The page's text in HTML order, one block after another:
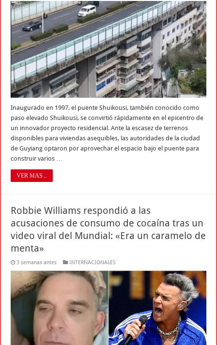
Inaugurado en 1997, el puente Shuikousi, también conocido como
paso elevado Shuikousi, se convirtió rápidamente en el epicentro de
un innovador proyecto residencial. Ante la escasez de terrenos
disponibles para viviendas asequibles, las autoridades de la ciudad
de Guyiang optaron por aprovechar el espacio bajo el puente para
construir varios …
VER MAS...
Robbie Williams respondió a las
acusaciones de consumo de cocaína tras un
video viral del Mundial: «Era un caramelo de
menta»
3 semanas antes INTERNACIONALES